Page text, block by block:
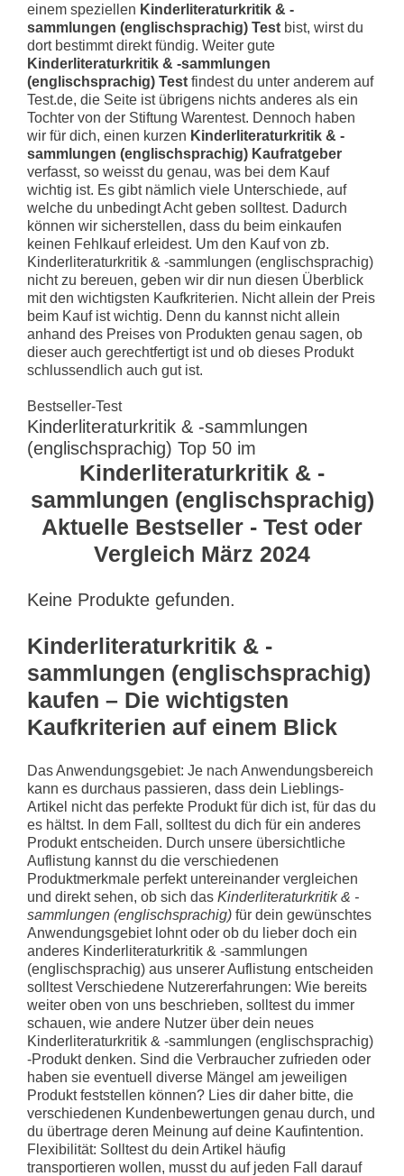
einem speziellen Kinderliteraturkritik & -
sammlungen (englischsprachig) Test bist, wirst du
dort bestimmt direkt fündig. Weiter gute
Kinderliteraturkritik & -sammlungen
(englischsprachig) Test findest du unter anderem auf
Test.de, die Seite ist übrigens nichts anderes als ein
Tochter von der Stiftung Warentest. Dennoch haben
wir für dich, einen kurzen Kinderliteraturkritik & -
sammlungen (englischsprachig) Kaufratgeber
verfasst, so weisst du genau, was bei dem Kauf
wichtig ist. Es gibt nämlich viele Unterschiede, auf
welche du unbedingt Acht geben solltest. Dadurch
können wir sicherstellen, dass du beim einkaufen
keinen Fehlkauf erleidest. Um den Kauf von zb.
Kinderliteraturkritik & -sammlungen (englischsprachig)
nicht zu bereuen, geben wir dir nun diesen Überblick
mit den wichtigsten Kaufkriterien. Nicht allein der Preis
beim Kauf ist wichtig. Denn du kannst nicht allein
anhand des Preises von Produkten genau sagen, ob
dieser auch gerechtfertigt ist und ob dieses Produkt
schlussendlich auch gut ist.
Bestseller-Test
Kinderliteraturkritik & -sammlungen
(englischsprachig) Top 50 im
Kinderliteraturkritik & -
sammlungen (englischsprachig)
Aktuelle Bestseller - Test oder
Vergleich März 2024
Keine Produkte gefunden.
Kinderliteraturkritik & -
sammlungen (englischsprachig)
kaufen – Die wichtigsten
Kaufkriterien auf einem Blick
Das Anwendungsgebiet: Je nach Anwendungsbereich
kann es durchaus passieren, dass dein Lieblings-
Artikel nicht das perfekte Produkt für dich ist, für das du
es hältst. In dem Fall, solltest du dich für ein anderes
Produkt entscheiden. Durch unsere übersichtliche
Auflistung kannst du die verschiedenen
Produktmerkmale perfekt untereinander vergleichen
und direkt sehen, ob sich das Kinderliteraturkritik & -
sammlungen (englischsprachig) für dein gewünschtes
Anwendungsgebiet lohnt oder ob du lieber doch ein
anderes Kinderliteraturkritik & -sammlungen
(englischsprachig) aus unserer Auflistung entscheiden
solltest Verschiedene Nutzererfahrungen: Wie bereits
weiter oben von uns beschrieben, solltest du immer
schauen, wie andere Nutzer über dein neues
Kinderliteraturkritik & -sammlungen (englischsprachig)
-Produkt denken. Sind die Verbraucher zufrieden oder
haben sie eventuell diverse Mängel am jeweiligen
Produkt feststellen können? Lies dir daher bitte, die
verschiedenen Kundenbewertungen genau durch, und
du übertrage deren Meinung auf deine Kaufintention.
Flexibilität: Solltest du dein Artikel häufig
transportieren wollen, musst du auf jeden Fall darauf